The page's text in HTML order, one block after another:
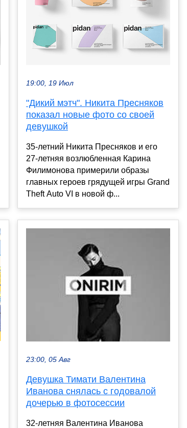
19:00, 19 Июл
"Дикий мэтч". Никита Пресняков
показал новые фото со своей
девушкой
35-летний Никита Пресняков и его
27-летняя возлюбленная Карина
Филимонова примерили образы
главных героев грядущей игры Grand
Theft Auto VI в новой ф...
23:00, 05 Авг
Девушка Тимати Валентина
Иванова снялась с годовалой
дочерью в фотосессии
32-летняя Валентина Иванова